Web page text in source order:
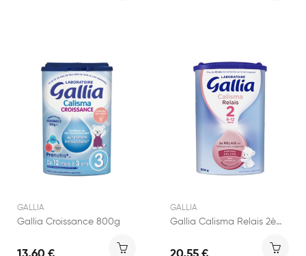
GALLIA
Gallia Croissance 800g
GALLIA
Gallia Calisma Relais 2ème âge 800g